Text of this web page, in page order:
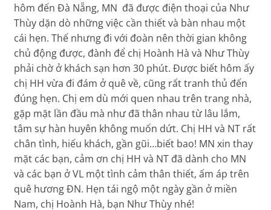
hôm đến Đà Nẵng, MN đã được điện thoại của Như
Thùy dặn dò những việc cần thiết và bàn nhau một
cái hẹn. Thế nhưng đi với đoàn nên thời gian không
chủ động được, đành để chị Hoành Hà và Như Thùy
phải chờ ở khách sạn hơn 30 phút. Được biết hôm ấy
chị HH vừa đi đám ở quê về, cũng rất tranh thủ đến
đúng hẹn. Chị em dù mới quen nhau trên trang nhà,
gặp mặt lần đầu mà như đã thân nhau từ lâu lắm,
tâm sự hàn huyên không muốn dứt. Chị HH và NT rất
chân tình, hiếu khách, gần gũi…biết bao! MN xin thay
mặt các bạn, cảm ơn chị HH và NT đã dành cho MN
và các bạn ở VL một tình cảm thân thiết, ấm áp trên
quê hương ĐN. Hẹn tái ngộ một ngày gần ở miền
Nam, chị Hoành Hà, bạn Như Thùy nhé!